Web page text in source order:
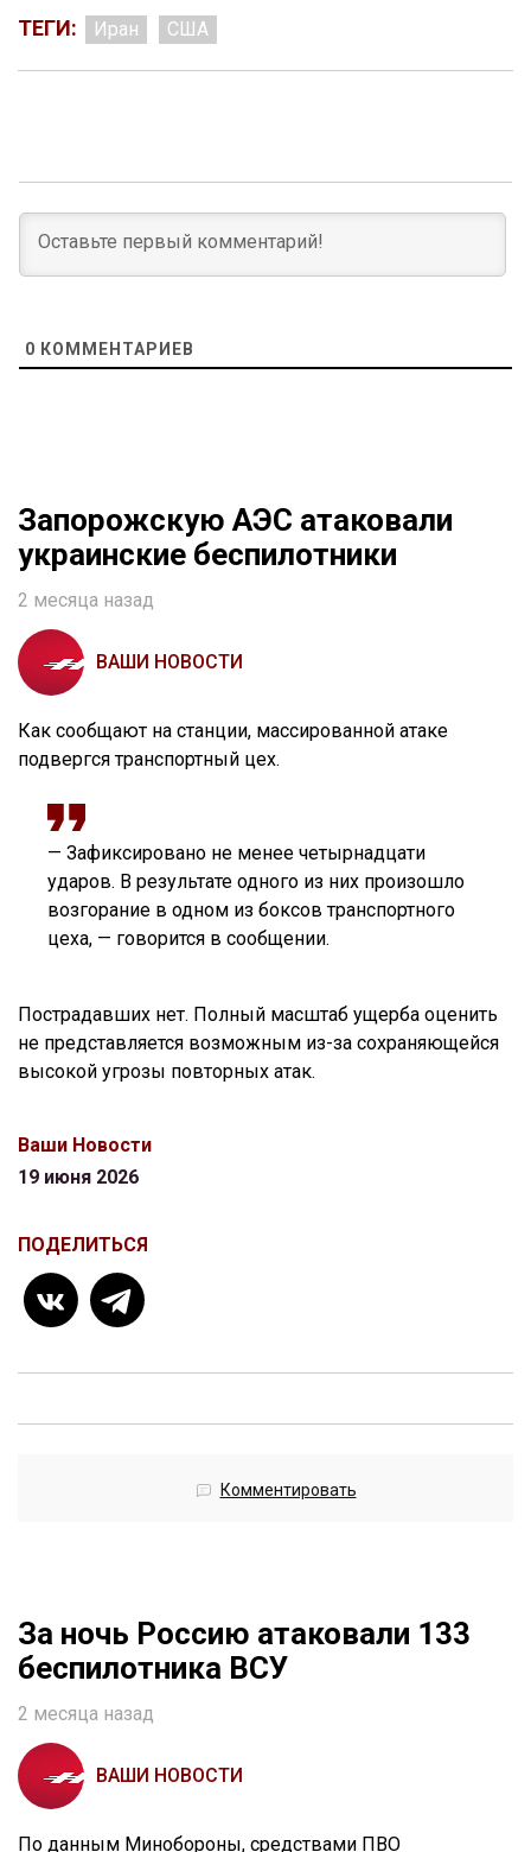
ТЕГИ: Иран США
0 КОММЕНТАРИЕВ
Запорожскую АЭС атаковали
украинские беспилотники
2 месяца назад
ВАШИ НОВОСТИ
Как сообщают на станции, массированной атаке
подвергся транспортный цех.
— Зафиксировано не менее четырнадцати
ударов. В результате одного из них произошло
возгорание в одном из боксов транспортного
цеха, — говорится в сообщении.
Пострадавших нет. Полный масштаб ущерба оценить
не представляется возможным из-за сохраняющейся
высокой угрозы повторных атак.
Ваши Новости
19 июня 2026
ПОДЕЛИТЬСЯ
Комментировать
За ночь Россию атаковали 133
беспилотника ВСУ
2 месяца назад
ВАШИ НОВОСТИ
По данным Минобороны, средствами ПВО